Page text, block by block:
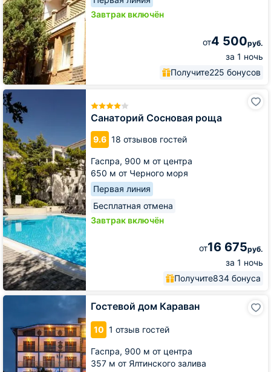
Завтрак включён
от4 500руб.
за 1 ночь
Получите225 бонусов
Санаторий Сосновая роща
9.6 18 отзывов гостей
Гаспра, 900 м от центра
650 м от Черного моря
Первая линия
Бесплатная отмена
Завтрак включён
от16 675руб.
за 1 ночь
Получите834 бонуса
Санаторий
Сосновая
роща
Гостевой дом Караван
10 1 отзыв гостей
Гаспра, 900 м от центра
357 м от Ялтинского залива
Гостевой